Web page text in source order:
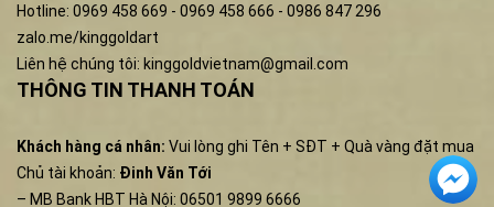
Hotline: 0969 458 669 - 0969 458 666 - 0986 847 296
zalo.me/kinggoldart
Liên hệ chúng tôi: kinggoldvietnam@gmail.com
THÔNG TIN THANH TOÁN
Khách hàng cá nhân: Vui lòng ghi Tên + SĐT + Quà vàng đặt mua
Chủ tài khoản: Đinh Văn Tới
– MB Bank HBT Hà Nội: 06501 9899 6666